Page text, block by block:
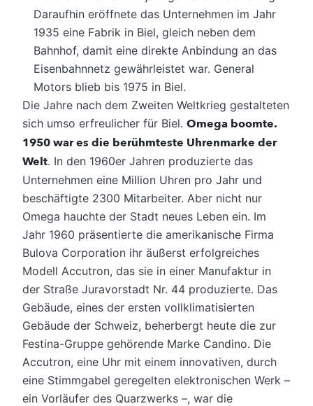
Daraufhin eröffnete das Unternehmen im Jahr
1935 eine Fabrik in Biel, gleich neben dem
Bahnhof, damit eine direkte Anbindung an das
Eisenbahnnetz gewährleistet war. General
Motors blieb bis 1975 in Biel.
Die Jahre nach dem Zweiten Weltkrieg gestalteten
sich umso erfreulicher für Biel. Omega boomte.
1950 war es die berühmteste Uhrenmarke der
Welt. In den 1960er Jahren produzierte das
Unternehmen eine Million Uhren pro Jahr und
beschäftigte 2300 Mitarbeiter. Aber nicht nur
Omega hauchte der Stadt neues Leben ein. Im
Jahr 1960 präsentierte die amerikanische Firma
Bulova Corporation ihr äußerst erfolgreiches
Modell Accutron, das sie in einer Manufaktur in
der Straße Juravorstadt Nr. 44 produzierte. Das
Gebäude, eines der ersten vollklimatisierten
Gebäude der Schweiz, beherbergt heute die zur
Festina-Gruppe gehörende Marke Candino. Die
Accutron, eine Uhr mit einem innovativen, durch
eine Stimmgabel geregelten elektronischen Werk –
ein Vorläufer des Quarzwerks –, war die